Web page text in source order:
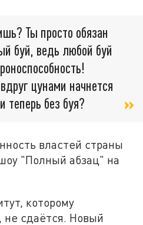
Ты просто обязан
буй, ведь любой буй
цунами начнется
теперь без буя?
властей страны
"Полный абзац" на
которому
не сдаётся. Новый